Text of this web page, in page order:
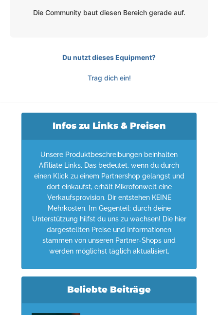
Die Community baut diesen Bereich gerade auf.
Du nutzt dieses Equipment?
Trag dich ein!
Infos zu Links & Preisen
Unsere Produktbeschreibungen beinhalten
Affiliate Links. Das bedeutet, wenn du durch
einen Klick zu einem Partnershop gelangst und
dort einkaufst, erhält Mikrofonwelt eine
Verkaufsprovision. Dir entstehen KEINE
Mehrkosten. Im Gegenteil: durch deine
Unterstützung hilfst du uns zu wachsen! Die hier
dargestellten Preise und Informationen
stammen von unseren Partner-Shops und
werden möglichst täglich aktualisiert.
Beliebte Beiträge